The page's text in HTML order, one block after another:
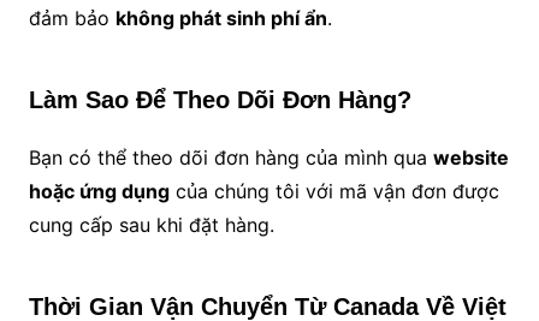
đảm bảo không phát sinh phí ẩn.
Làm Sao Để Theo Dõi Đơn Hàng?
Bạn có thể theo dõi đơn hàng của mình qua website
hoặc ứng dụngcủa chúng tôi với mã vận đơn được
cung cấp sau khi đặt hàng.
Thời Gian Vận Chuyển Từ Canada Về Việt